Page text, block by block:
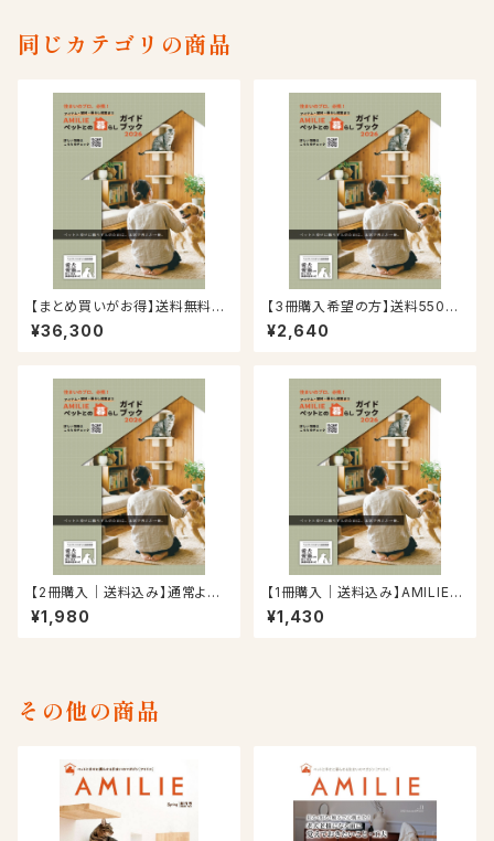
同じカテゴリの商品
【まとめ買いがお得】送料無料！
事業者向け50冊パック！AMILIE
ペットとの暮らしガイドブック20
¥36,300
【3冊購入希望の方】送料550円
が無料！AMILIEペットとの暮ら
しガイドブック2026
¥2,640
【2冊購入｜送料込み】通常より
330円お得！AMILIEペットとの
暮らしガイドブック2026
¥1,980
【1冊購入｜送料込み】AMILIE
ペットとの暮らしガイドブック20
26
¥1,430
その他の商品